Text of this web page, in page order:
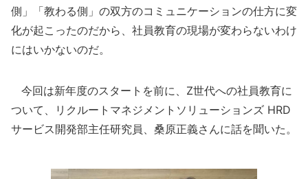
側」「教わる側」の双方のコミュニケーションの仕方に変
化が起こったのだから、社員教育の現場が変わらないわけ
にはいかないのだ。
今回は新年度のスタートを前に、Z世代への社員教育に
ついて、リクルートマネジメントソリューションズ HRD
サービス開発部主任研究員、桑原正義さんに話を聞いた。